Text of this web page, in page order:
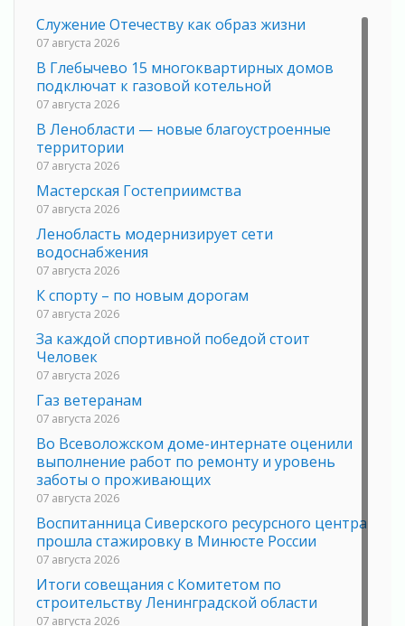
Служение Отечеству как образ жизни
07 августа 2026
В Глебычево 15 многоквартирных домов
подключат к газовой котельной
07 августа 2026
В Ленобласти — новые благоустроенные
территории
07 августа 2026
Мастерская Гостеприимства
07 августа 2026
Ленобласть модернизирует сети
водоснабжения
07 августа 2026
К спорту – по новым дорогам
07 августа 2026
За каждой спортивной победой стоит
Человек
07 августа 2026
Газ ветеранам
07 августа 2026
Во Всеволожском доме-интернате оценили
выполнение работ по ремонту и уровень
заботы о проживающих
07 августа 2026
Воспитанница Сиверского ресурсного центра
прошла стажировку в Минюсте России
07 августа 2026
Итоги совещания с Комитетом по
строительству Ленинградской области
07 августа 2026